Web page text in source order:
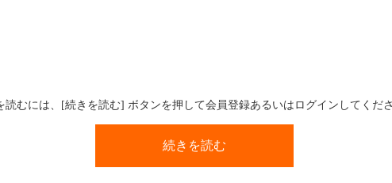
読むには、[続きを読む] ボタンを押して会員登録あるいはログインしてくださ
続きを読む